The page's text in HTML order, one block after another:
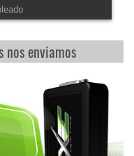
nos enviamos